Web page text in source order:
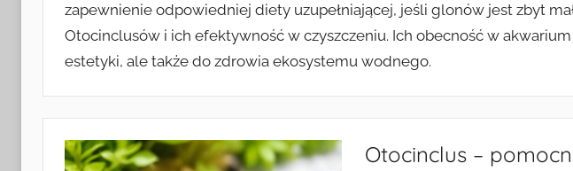
zapewnienie odpowiedniej diety uzupełniającej, jeśli glonów jest zbyt
Otocinclusów i ich efektywność w czyszczeniu. Ich obecność w
estetyki, ale także do zdrowia ekosystemu wodnego.
Otocinclus –